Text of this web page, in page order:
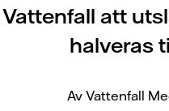
att
halveras
Av Vattenfall